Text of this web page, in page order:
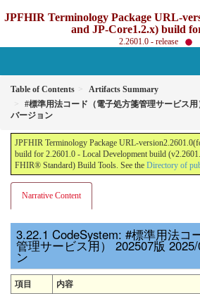
JPFHIR Terminology Package URL-
and JP-Core1.2.x) build
2.2601.0 - release
Table of Contents
Artifacts Summary
#標準用法コード（電子処方箋管理サービス用
バージョン
JPFHIR Terminology Package URL-
build for 2.2601.0 - Local Development build
FHIR® Standard) Build Tools. See the Directory of
Narrative Content
CodeSystem: #標準用法コ
管理サービス用） 202507版
ン
項目
内容